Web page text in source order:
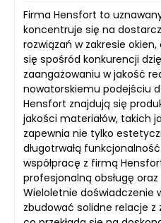
Firma Hensfort to
koncentruje się na
rozwiązań w zakresie
się spośród konkurencji
zaangażowaniu w jakość
nowatorskiemu podejściu
Hensfort znajdują się
jakości materiałów, takich
zapewnia nie tylko
długotrwałą
współpracę z firmą
profesjonalną obsługę
Wieloletnie doświadczenie
zbudować solidne relacje